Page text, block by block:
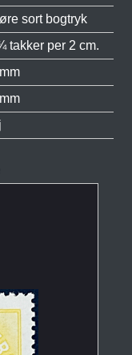
sort bogtryk
takker per 2 cm.